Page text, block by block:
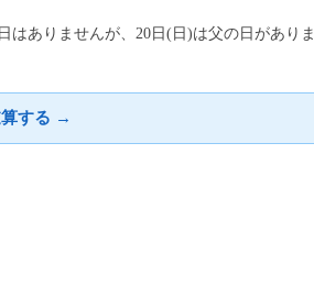
はありませんが、20日(日)は父の日があ
する →